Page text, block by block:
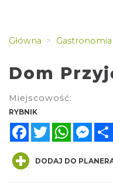
Główna Gastronomia
Dom
Miejscowość:
RYBNIK
FacebookTwitter
DODAJ DO